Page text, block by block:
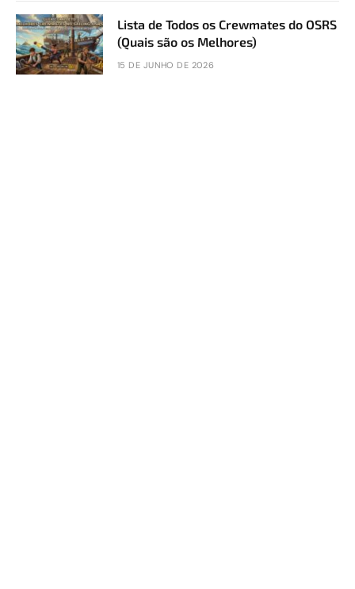
Lista de Todos os Crewmates do OSRS
(Quais são os Melhores)
15 DE JUNHO DE 2026